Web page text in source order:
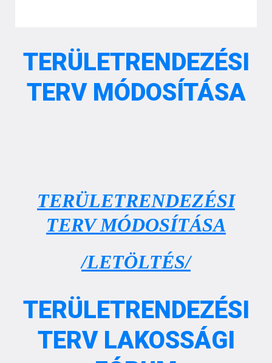
TERÜLETRENDEZÉSI
TERV MÓDOSÍTÁSA
TERÜLETRENDEZÉSI
TERV MÓDOSÍTÁSA
/LETÖLTÉS/
TERÜLETRENDEZÉSI
TERV LAKOSSÁGI